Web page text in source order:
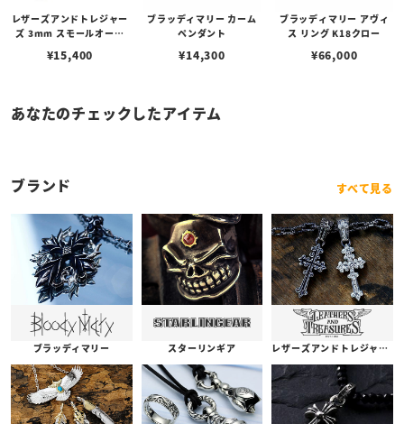
レザーズアンドトレジャー
ズ 3mm スモールオーバ
ブスタークラスプ＆LTロ
¥15,400
ブラッディマリー カーム
ペンダント
¥14,300
ブラッディマリー アヴィ
ス リング K18クロー
¥66,000
あなたのチェックしたアイテム
ブランド すべて見る
ブラッディマリー スターリンギア レザーズアンドトレジャーズ